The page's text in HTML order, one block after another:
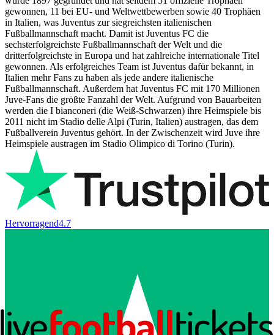
gewonnen, 11 bei EU- und Weltwettbewerben sowie 40 Trophäen
in Italien, was Juventus zur siegreichsten italienischen
Fußballmannschaft macht. Damit ist Juventus FC die
sechsterfolgreichste Fußballmannschaft der Welt und die
dritterfolgreichste in Europa und hat zahlreiche internationale Titel
gewonnen. Als erfolgreiches Team ist Juventus dafür bekannt, in
Italien mehr Fans zu haben als jede andere italienische
Fußballmannschaft. Außerdem hat Juventus FC mit 170 Millionen
Juve-Fans die größte Fanzahl der Welt. Aufgrund von Bauarbeiten
werden die I bianconeri (die Weiß-Schwarzen) ihre Heimspiele bis
2011 nicht im Stadio delle Alpi (Turin, Italien) austragen, das dem
Fußballverein Juventus gehört. In der Zwischenzeit wird Juve ihre
Heimspiele austragen im Stadio Olimpico di Torino (Turin).
Hervorragend4.7